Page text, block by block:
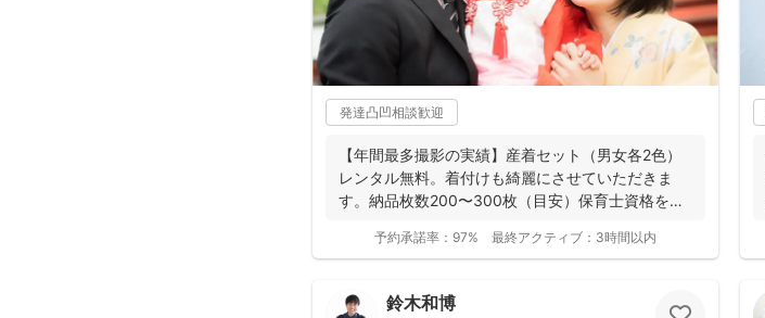
発達凸凹相談歓迎
【年間最多撮影の実績】産着セット（男女各2色）
レンタル無料。着付けも綺麗にさせていただきま
す。納品枚数200〜300枚（目安）保育士資格を持
予約承諾率： 97% 最終アクティブ： 3時間以内
鈴木和博